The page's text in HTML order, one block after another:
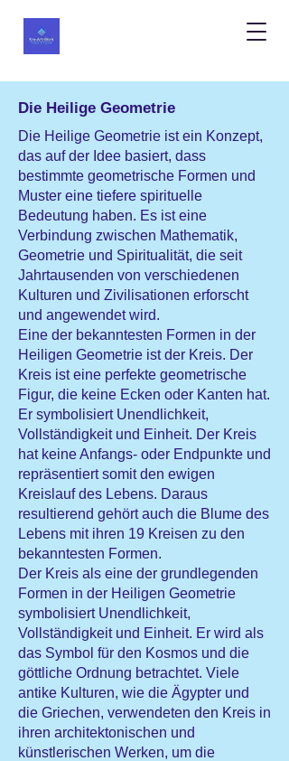
Die Heilige Geometrie
Die Heilige Geometrie ist ein Konzept,
das auf der Idee basiert, dass
bestimmte geometrische Formen und
Muster eine tiefere spirituelle
Bedeutung haben. Es ist eine
Verbindung zwischen Mathematik,
Geometrie und Spiritualität, die seit
Jahrtausenden von verschiedenen
Kulturen und Zivilisationen erforscht
und angewendet wird.
Eine der bekanntesten Formen in der
Heiligen Geometrie ist der Kreis. Der
Kreis ist eine perfekte geometrische
Figur, die keine Ecken oder Kanten hat.
Er symbolisiert Unendlichkeit,
Vollständigkeit und Einheit. Der Kreis
hat keine Anfangs- oder Endpunkte und
repräsentiert somit den ewigen
Kreislauf des Lebens. Daraus
resultierend gehört auch die Blume des
Lebens mit ihren 19 Kreisen zu den
bekanntesten Formen.
Der Kreis als eine der grundlegenden
Formen in der Heiligen Geometrie
symbolisiert Unendlichkeit,
Vollständigkeit und Einheit. Er wird als
das Symbol für den Kosmos und die
göttliche Ordnung betrachtet. Viele
antike Kulturen, wie die Ägypter und
die Griechen, verwendeten den Kreis in
ihren architektonischen und
künstlerischen Werken, um die